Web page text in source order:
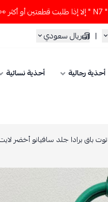
| ريال سعودي
أحذية رجالية أحذية نسائية
توت باق برادا جلد سافيانو أخضر